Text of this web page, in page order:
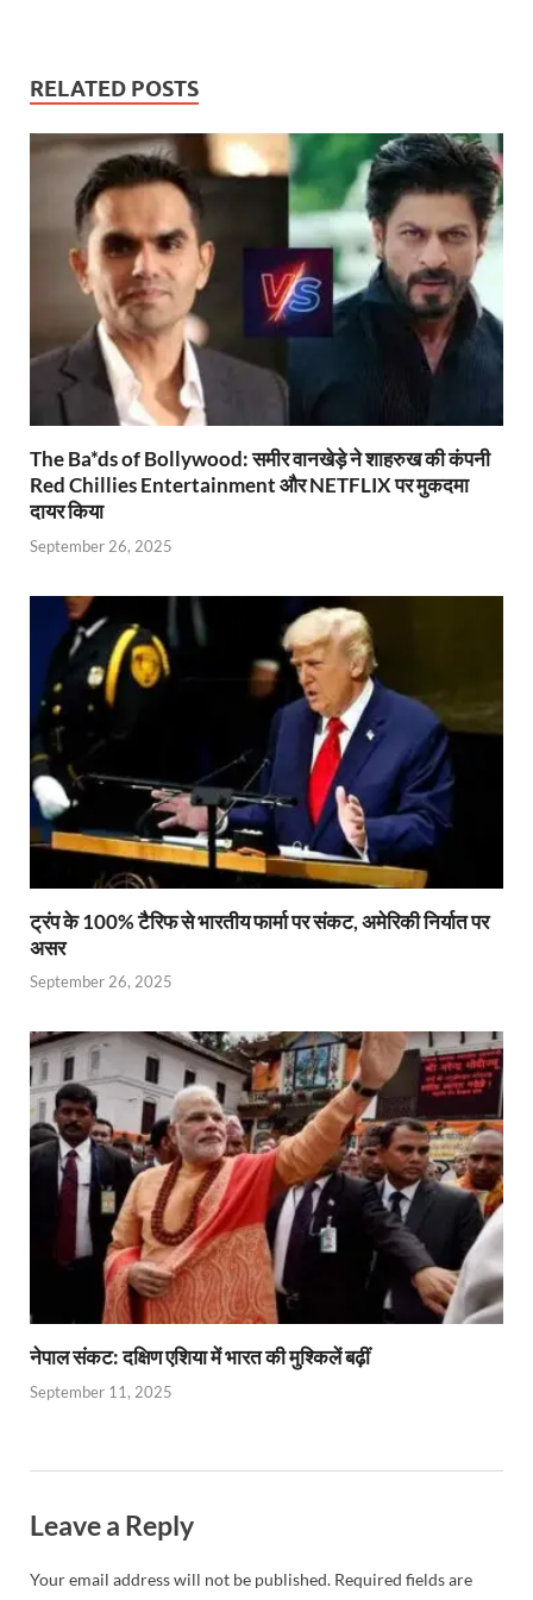
s
A
p
p
b
o
o
k
er
ie
n
dl
y
a
m
Li
n
k
RELATED POSTS
The Ba*ds of Bollywood: समीर वानखेड़े ने शाहरुख की कंपनी
Red Chillies Entertainment और NETFLIX पर मुकदमा
दायर किया
September 26, 2025
ट्रंप के 100% टैरिफ से भारतीय फार्मा पर संकट, अमेरिकी निर्यात पर
असर
September 26, 2025
नेपाल संकट: दक्षिण एशिया में भारत की मुश्किलें बढ़ीं
September 11, 2025
Leave a Reply
Your email address will not be published. Required fields are